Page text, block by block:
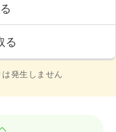
る
発生しません